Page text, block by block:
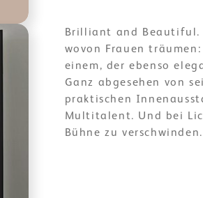
Brilliant and Beautiful.
wovon Frauen
einem, der ebenso
Ganz abgesehen von
praktischen
Multitalent. Und bei
Bühne zu verschwinden.